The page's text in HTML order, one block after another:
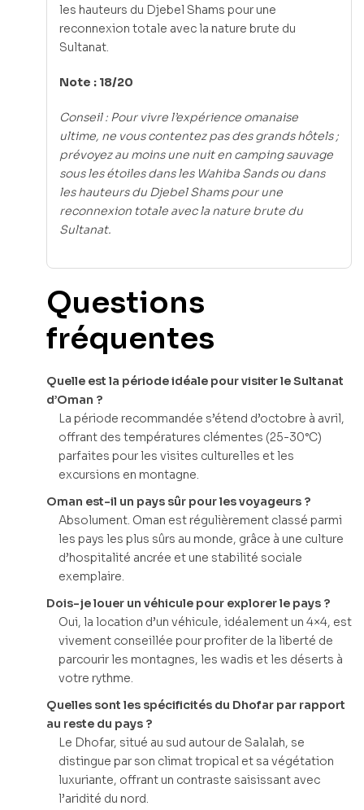
les hauteurs du Djebel Shams pour une
reconnexion totale avec la nature brute du
Sultanat.
Note : 18/20
Conseil : Pour vivre l’expérience omanaise
ultime, ne vous contentez pas des grands hôtels ;
prévoyez au moins une nuit en camping sauvage
sous les étoiles dans les Wahiba Sands ou dans
les hauteurs du Djebel Shams pour une
reconnexion totale avec la nature brute du
Sultanat.
Questions
fréquentes
Quelle est la période idéale pour visiter le Sultanat
d’Oman ?
La période recommandée s’étend d’octobre à avril,
offrant des températures clémentes (25-30°C)
parfaites pour les visites culturelles et les
excursions en montagne.
Oman est-il un pays sûr pour les voyageurs ?
Absolument. Oman est régulièrement classé parmi
les pays les plus sûrs au monde, grâce à une culture
d’hospitalité ancrée et une stabilité sociale
exemplaire.
Dois-je louer un véhicule pour explorer le pays ?
Oui, la location d’un véhicule, idéalement un 4×4, est
vivement conseillée pour profiter de la liberté de
parcourir les montagnes, les wadis et les déserts à
votre rythme.
Quelles sont les spécificités du Dhofar par rapport
au reste du pays ?
Le Dhofar, situé au sud autour de Salalah, se
distingue par son climat tropical et sa végétation
luxuriante, offrant un contraste saisissant avec
l’aridité du nord.